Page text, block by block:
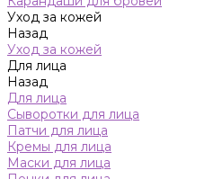
Уход за кожей
Назад
Уход за кожей
Для лица
Назад
Для лица
Сыворотки для лица
Патчи для лица
Кремы для лица
Маски для лица